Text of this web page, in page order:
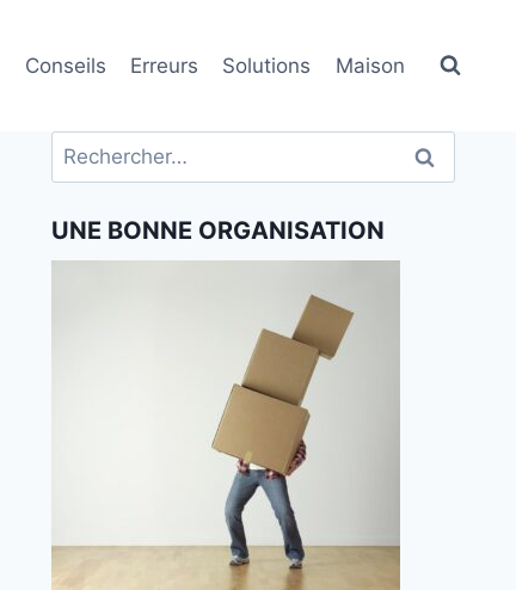
Conseils Erreurs Solutions Maison
Rechercher :
UNE BONNE ORGANISATION